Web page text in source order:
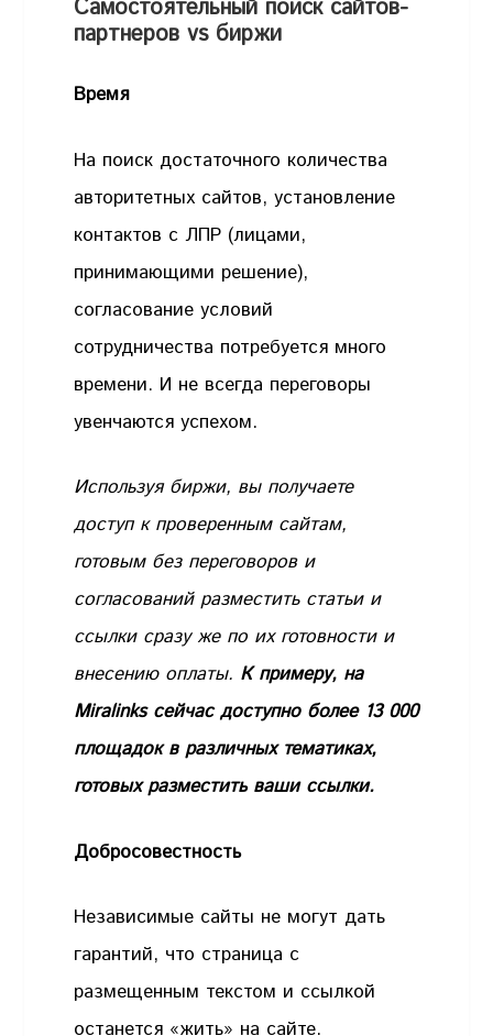
Самостоятельный поиск сайтов-
партнеров vs биржи
Время
На поиск достаточного количества
авторитетных сайтов, установление
контактов с ЛПР (лицами,
принимающими решение),
согласование условий
сотрудничества потребуется много
времени. И не всегда переговоры
увенчаются успехом.
Используя биржи, вы получаете
доступ к проверенным сайтам,
готовым без переговоров и
согласований разместить статьи и
ссылки сразу же по их готовности и
внесению оплаты. К примеру, на
Miralinks сейчас доступно более 13 000
площадок в различных тематиках,
готовых разместить ваши ссылки.
Добросовестность
Независимые сайты не могут дать
гарантий, что страница с
размещенным текстом и ссылкой
останется «жить» на сайте.